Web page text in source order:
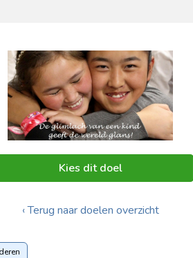
Kies dit doel
‹ Terug naar doelen overzicht